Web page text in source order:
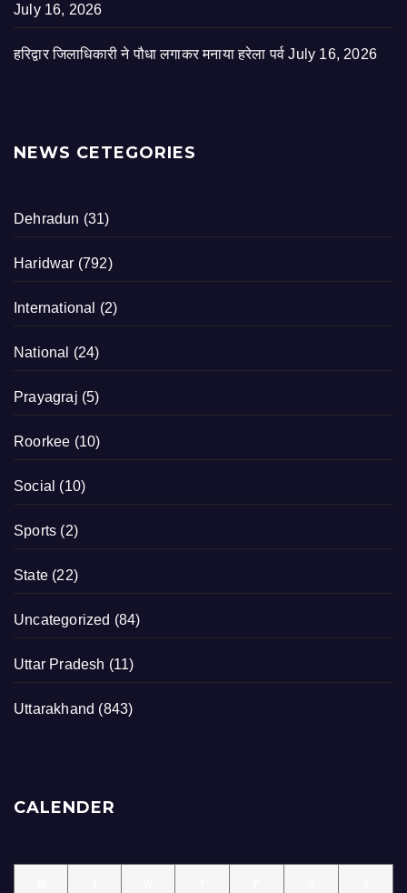
July 16, 2026
हरिद्वार जिलाधिकारी ने पौधा लगाकर मनाया हरेला पर्व July 16, 2026
NEWS CETEGORIES
Dehradun (31)
Haridwar (792)
International (2)
National (24)
Prayagraj (5)
Roorkee (10)
Social (10)
Sports (2)
State (22)
Uncategorized (84)
Uttar Pradesh (11)
Uttarakhand (843)
CALENDER